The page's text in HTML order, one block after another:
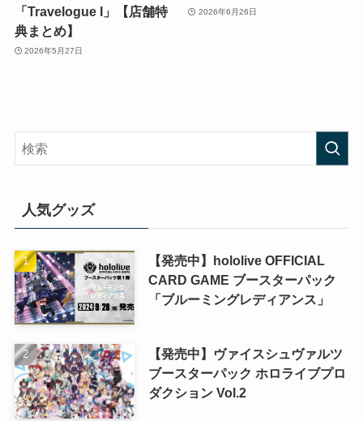
「Travelogue I」【店舗特
典まとめ】
2026年5月27日
2026年6月26日
人気グッズ
【発売中】hololive OFFICIAL
CARD GAME ブースターパック
「ブルーミングレディアンス」
【発売中】ヴァイスシュヴァルツ
ブースターパック ホロライブプロ
ダクション Vol.2